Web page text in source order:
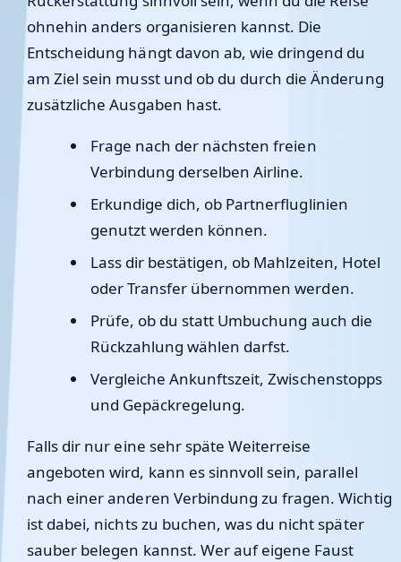
ohnehin anders organisieren kannst. Die
Entscheidung hängt davon ab, wie dringend du
am Ziel sein musst und ob du durch die Änderung
zusätzliche Ausgaben hast.
Frage nach der nächsten freien
Verbindung derselben Airline.
Erkundige dich, ob Partnerfluglinien
genutzt werden können.
Lass dir bestätigen, ob Mahlzeiten, Hotel
oder Transfer übernommen werden.
Prüfe, ob du statt Umbuchung auch die
Rückzahlung wählen darfst.
Vergleiche Ankunftszeit, Zwischenstopps
und Gepäckregelung.
Falls dir nur eine sehr späte Weiterreise
angeboten wird, kann es sinnvoll sein, parallel
nach einer anderen Verbindung zu fragen. Wichtig
ist dabei, nichts zu buchen, was du nicht später
sauber belegen kannst. Wer auf eigene Faust